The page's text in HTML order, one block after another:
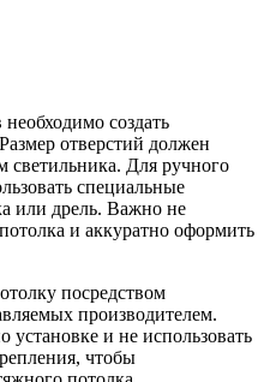
создать
отверстий должен
светильника. Для ручного
специальные
или дрель. Важно не
и аккуратно оформить
посредством
производителем.
и не использовать
чтобы